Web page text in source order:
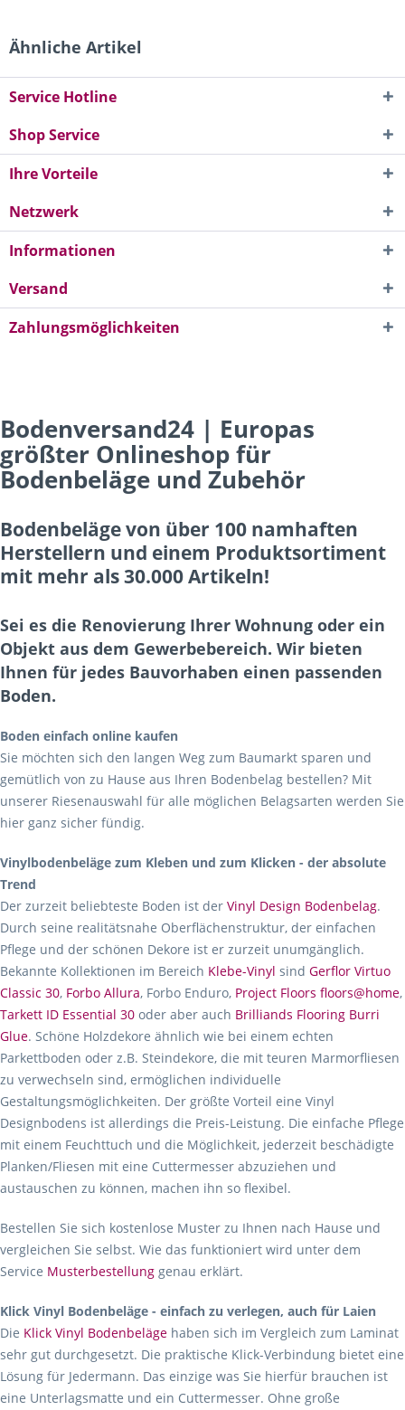
Ähnliche Artikel
Service Hotline
Shop Service
Ihre Vorteile
Netzwerk
Informationen
Versand
Zahlungsmöglichkeiten
Bodenversand24 | Europas
größter Onlineshop für
Bodenbeläge und Zubehör
Bodenbeläge von über 100 namhaften
Herstellern und einem Produktsortiment
mit mehr als 30.000 Artikeln!
Sei es die Renovierung Ihrer Wohnung oder ein
Objekt aus dem Gewerbebereich. Wir bieten
Ihnen für jedes Bauvorhaben einen passenden
Boden.
Boden einfach online kaufen
Sie möchten sich den langen Weg zum Baumarkt sparen und
gemütlich von zu Hause aus Ihren Bodenbelag bestellen? Mit
unserer Riesenauswahl für alle möglichen Belagsarten werden Sie
hier ganz sicher fündig.
Vinylbodenbeläge zum Kleben und zum Klicken - der absolute
Trend
Der zurzeit beliebteste Boden ist der Vinyl Design Bodenbelag.
Durch seine realitätsnahe Oberflächenstruktur, der einfachen
Pflege und der schönen Dekore ist er zurzeit unumgänglich.
Bekannte Kollektionen im Bereich Klebe-Vinyl sind Gerflor Virtuo
Classic 30, Forbo Allura, Forbo Enduro, Project Floors floors@home,
Tarkett ID Essential 30 oder aber auch Brilliands Flooring Burri
Glue. Schöne Holzdekore ähnlich wie bei einem echten
Parkettboden oder z.B. Steindekore, die mit teuren Marmorfliesen
zu verwechseln sind, ermöglichen individuelle
Gestaltungsmöglichkeiten. Der größte Vorteil eine Vinyl
Designbodens ist allerdings die Preis-Leistung. Die einfache Pflege
mit einem Feuchttuch und die Möglichkeit, jederzeit beschädigte
Planken/Fliesen mit eine Cuttermesser abzuziehen und
austauschen zu können, machen ihn so flexibel.
Bestellen Sie sich kostenlose Muster zu Ihnen nach Hause und
vergleichen Sie selbst. Wie das funktioniert wird unter dem
Service Musterbestellung genau erklärt.
Klick Vinyl Bodenbeläge - einfach zu verlegen, auch für Laien
Die Klick Vinyl Bodenbeläge haben sich im Vergleich zum Laminat
sehr gut durchgesetzt. Die praktische Klick-Verbindung bietet eine
Lösung für Jedermann. Das einzige was Sie hierfür brauchen ist
eine Unterlagsmatte und ein Cuttermesser. Ohne große